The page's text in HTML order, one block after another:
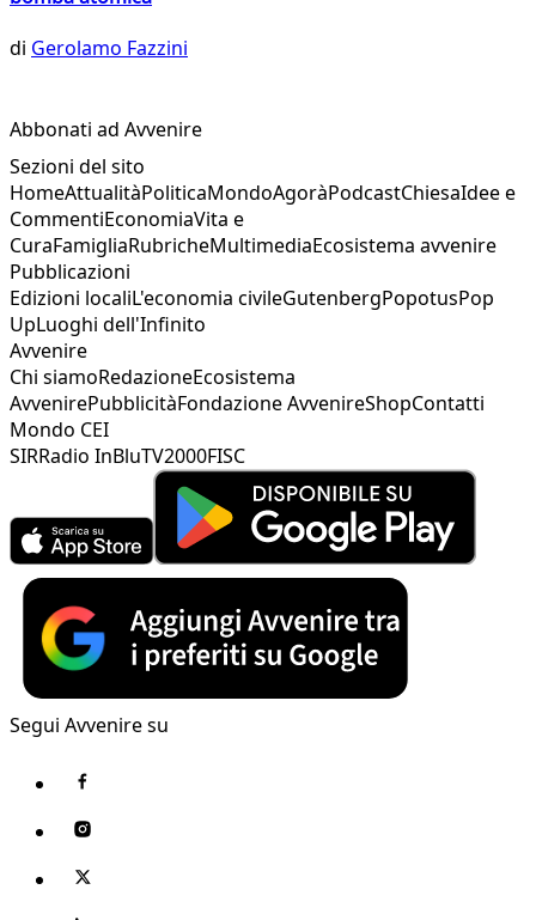
di Gerolamo Fazzini
Abbonati ad Avvenire
Sezioni del sito
HomeAttualitàPoliticaMondoAgoràPodcastChiesaIdee e
CommentiEconomiaVita e
CuraFamigliaRubricheMultimediaEcosistema avvenire
Pubblicazioni
Edizioni localiL'economia civileGutenbergPopotusPop
UpLuoghi dell'Infinito
Avvenire
Chi siamoRedazioneEcosistema
AvvenirePubblicitàFondazione AvvenireShopContatti
Mondo CEI
SIRRadio InBluTV2000FISC
Segui Avvenire su